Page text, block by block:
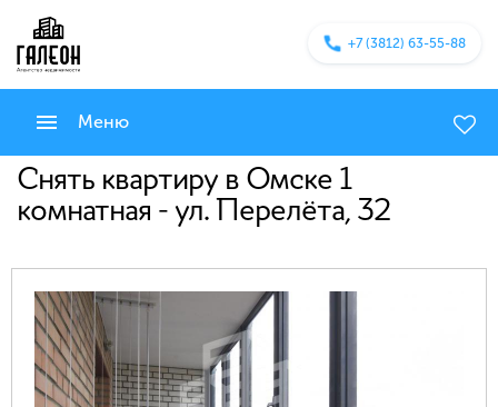
+7 (3812) 63-55-88
Меню
Снять квартиру в Омске 1
комнатная - ул. Перелёта, 32